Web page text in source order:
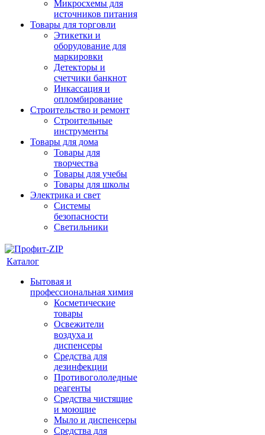
Микросхемы для
источников питания
Товары для торговли
Этикетки и
оборудование для
маркировки
Детекторы и
счетчики банкнот
Инкассация и
опломбирование
Строительство и ремонт
Строительные
инструменты
Товары для дома
Товары для
творчества
Товары для учебы
Товары для школы
Электрика и свет
Системы
безопасности
Светильники
Каталог
Бытовая и
профессиональная химия
Косметические
товары
Освежители
воздуха и
диспенсеры
Средства для
дезинфекции
Противогололедные
реагенты
Средства чистящие
и моющие
Мыло и диспенсеры
Средства для